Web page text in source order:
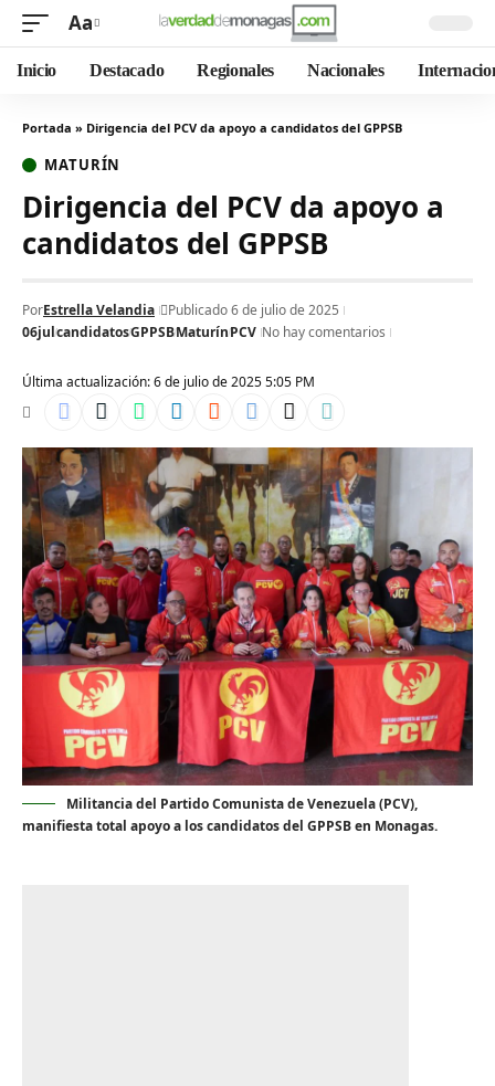
Aa
Inicio Destacado Regionales Nacionales
Portada » Dirigencia del PCV da apoyo a candidatos del GPPSB
MATURÍN
Dirigencia del PCV da apoyo a
candidatos del GPPSB
Última actualización: 6 de julio de 2025 5:05 PM
PorEstrella Velandia
Publicado 6 de julio de 2025
06julcandidatosGPPSBMaturínPCV No hay comentarios
Militancia del Partido Comunista de Venezuela (PCV),
manifiesta total apoyo a los candidatos del GPPSB en Monagas.